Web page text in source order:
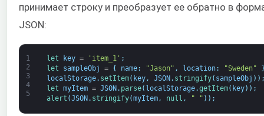
принимает строку и преобразует ее обратно в
JSON:
1
2
3
4
5
let key = 'item_1' ;
let
sampleObj = { name: "Jason" , location: "Sweden"
localStorage. setItem( key, JSON . stringify( sampleObj ) )
let myItem = JSON. parse( localStorage.getItem( key) ) ;
alert (JSON. stringify(myItem, null , " " ) ) ;